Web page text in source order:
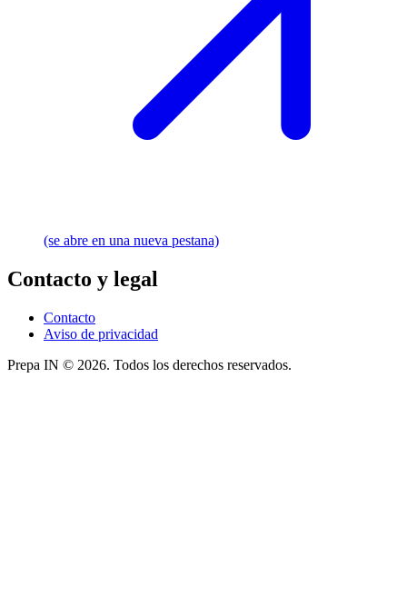
(se abre en una nueva pestana)
Contacto y legal
Contacto
Aviso de privacidad
Prepa IN © 2026. Todos los derechos reservados.